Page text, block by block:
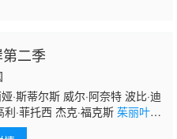
二季
·斯蒂尔斯 威尔·阿奈特 波比·迪
·菲托西 杰克·福克斯 茱丽叶特·
尔·纳尔 洛丽塔·查卡巴蒂 摩根·